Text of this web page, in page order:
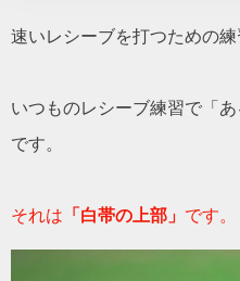
速いレシーブを打つための練
いつものレシーブ練習で「
です。
それは 「白帯の上部」 です。